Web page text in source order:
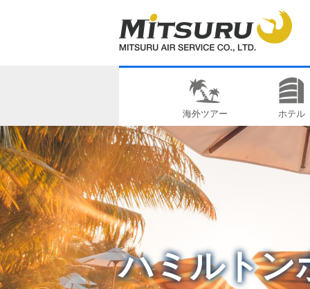
海外ツアー ホテル
ハミルトン